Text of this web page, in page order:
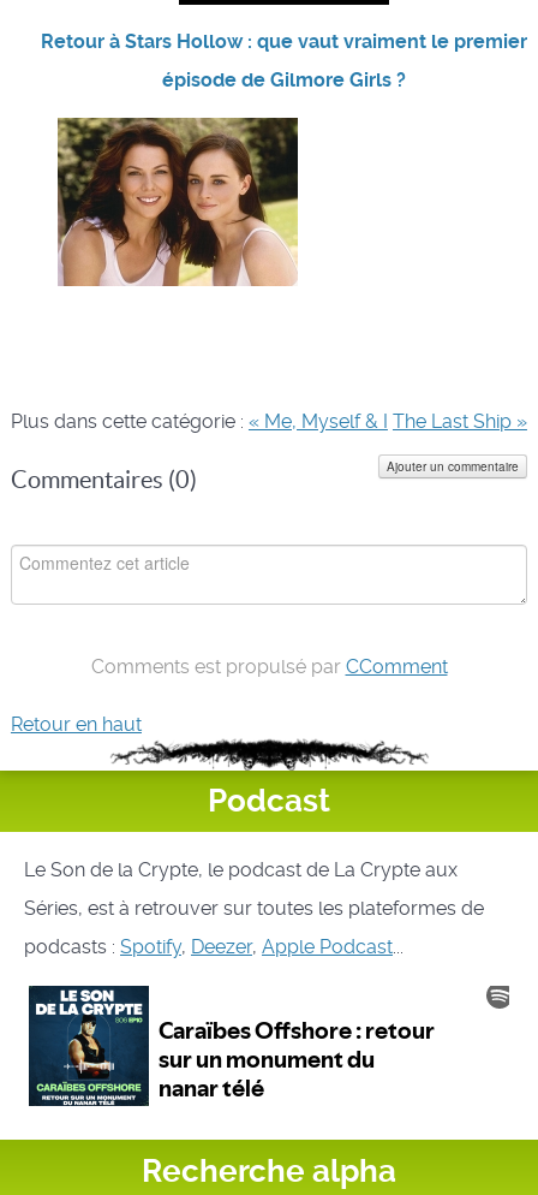
Retour à Stars Hollow : que vaut vraiment le premier
épisode de Gilmore Girls ?
Plus dans cette catégorie : « Me, Myself & I The Last Ship »
Commentaires (0)
Ajouter un commentaire
Comments est propulsé par CComment
Retour en haut
Podcast
Le Son de la Crypte, le podcast de La Crypte aux
Séries, est à retrouver sur toutes les plateformes de
podcasts : Spotify, Deezer, Apple Podcast...
Recherche alpha